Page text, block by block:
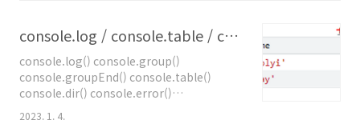
console.log / console.table / console.error / console.info / console.debug / console.warn /
console.log() console.group()
console.groupEnd() console.table()
console.dir() console.error()
console.info() console.debug()
console.warn() console.clear() const arr
2023. 1. 4.